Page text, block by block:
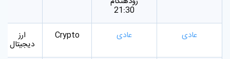
21:30
ارز
دیجیتال
Crypto عادی عادی